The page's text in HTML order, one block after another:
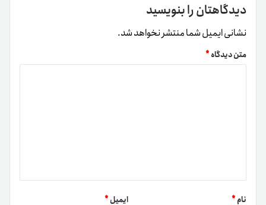
دیدگاهتان را بنویسید
نشانی ایمیل شما منتشر نخواهد شد.
متن دیدگاه*
نام* ایمیل*